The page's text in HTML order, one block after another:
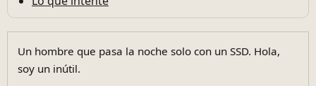
Un hombre que pasa la noche solo con un SSD. Hola,
soy un inútil.